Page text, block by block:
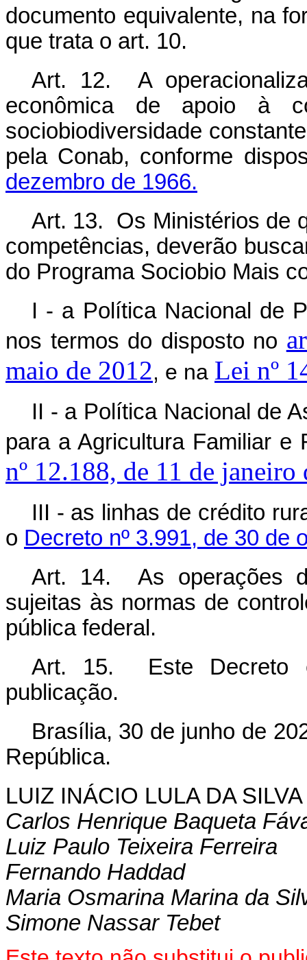
documento equivalente, na
que trata o art. 10.
Art. 12. A
econômica de apoio à
sociobiodiversidade
pela Conab, conforme
dezembro de 1966.
Art. 13. Os Ministérios de
competências, deverão
do Programa Sociobio Mais
I - a Política Nacional de
nos termos do disposto no
maio de 2012, e na Lei nº
II - a Política Nacional de
para a Agricultura Familiar
nº 12.188, de 11 de janeiro
III - as linhas de crédito
o Decreto nº 3.991, de 30 de
Art. 14. As operações
sujeitas às normas de
pública federal.
Art. 15. Este Decreto
publicação.
Brasília, 30 de junho de
República.
LUIZ INÁCIO LULA DA SILVA
Carlos Henrique Baqueta
Luiz Paulo Teixeira Ferreira
Fernando Haddad
Maria Osmarina Marina da
Simone Nassar Tebet